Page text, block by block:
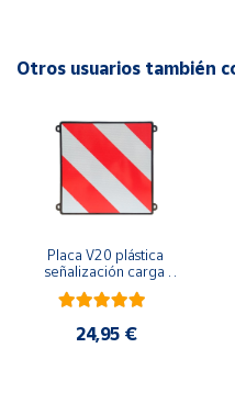
Península
Baleares
Canarias,
Ceuta y
Otros usuarios también
Placa V20 plástica
señalización carga
que sobresale
homologada
24,95 €